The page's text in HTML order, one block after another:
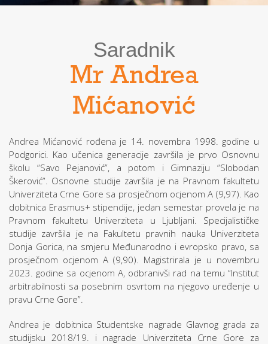
Saradnik
Mr Andrea
Mićanović
Andrea Mićanović rođena je 14. novembra 1998. godine u
Podgorici. Kao učenica generacije završila je prvo Osnovnu
školu “Savo Pejanović”, a potom i Gimnaziju “Slobodan
Škerović”. Osnovne studije završila je na Pravnom fakultetu
Univerziteta Crne Gore sa prosječnom ocjenom A (9,97). Kao
dobitnica Erasmus+ stipendije, jedan semestar provela je na
Pravnom fakultetu Univerziteta u Ljubljani. Specijalističke
studije završila je na Fakultetu pravnih nauka Univerziteta
Donja Gorica, na smjeru Međunarodno i evropsko pravo, sa
prosječnom ocjenom A (9,90). Magistrirala je u novembru
2023. godine sa ocjenom A, odbranivši rad na temu “Institut
arbitrabilnosti sa posebnim osvrtom na njegovo uređenje u
pravu Crne Gore”.
Andrea je dobitnica Studentske nagrade Glavnog grada za
studijsku 2018/19. i nagrade Univerziteta Crne Gore za